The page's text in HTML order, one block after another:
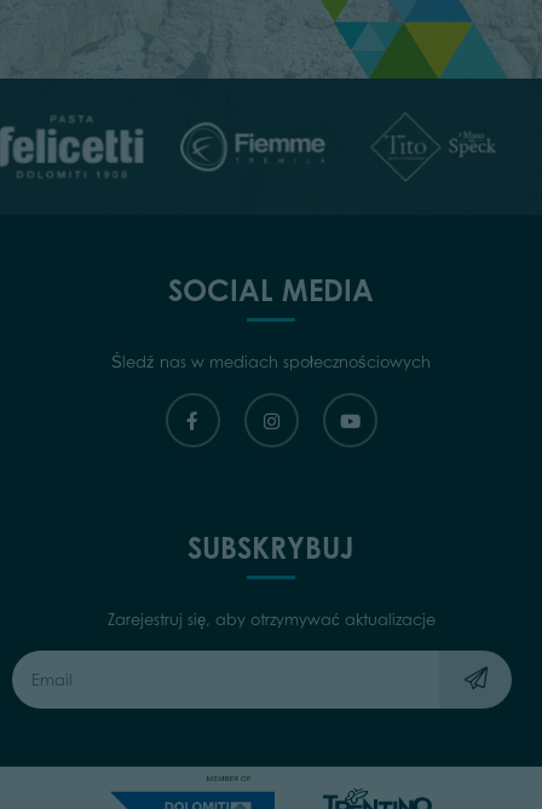
SOCIAL MEDIA
Śledź nas w mediach społecznościowych
SUBSKRYBUJ
Zarejestruj się, aby otrzymywać aktualizacje